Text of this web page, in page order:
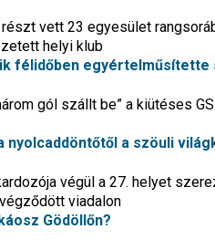
vett 23 egyesület
helyi klub
félidőben
gól szállt be” a kiütéses
nyolcaddöntőtől a szöuli
végül a 27. helyet
viadalon
Gödöllőn?